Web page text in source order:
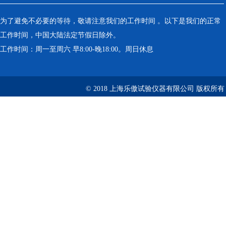
为了避免不必要的等待，敬请注意我们的工作时间 。以下是我们的正常
工作时间，中国大陆法定节假日除外。
工作时间：周一至周六 早8:00-晚18:00。周日休息
© 2018 上海乐傲试验仪器有限公司 版权所